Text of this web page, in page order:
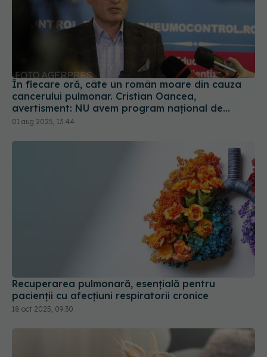
În fiecare oră, câte un român moare din cauza
cancerului pulmonar. Cristian Oancea,
avertisment: NU avem program național de
screening
01 aug 2025, 13:44
Recuperarea pulmonară, esențială pentru
pacienții cu afecțiuni respiratorii cronice
18 oct 2025, 09:30